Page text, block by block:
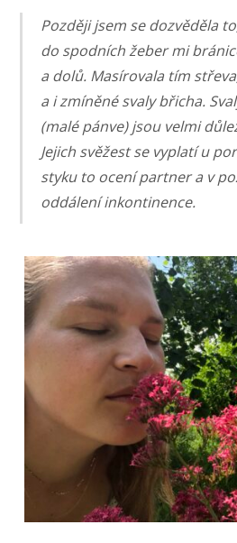
Později jsem se dozvěděla
do spodních žeber mi
a dolů. Masírovala tím
a i zmíněné svaly břicha.
(malé pánve) jsou velmi
Jejich svěžest se vyplatí u
styku to ocení partner a v
oddálení inkontinence.